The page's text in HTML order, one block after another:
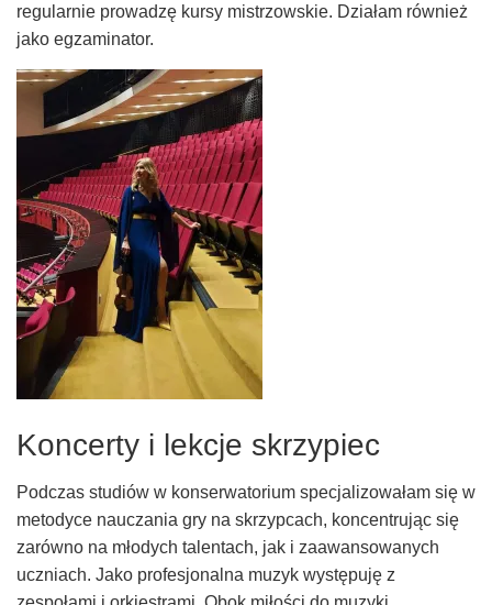
regularnie prowadzę kursy mistrzowskie. Działam również
jako egzaminator.
Koncerty i lekcje skrzypiec
Podczas studiów w konserwatorium specjalizowałam się w
metodyce nauczania gry na skrzypcach, koncentrując się
zarówno na młodych talentach, jak i zaawansowanych
uczniach. Jako profesjonalna muzyk występuję z